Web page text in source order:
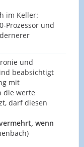
im Keller:
Prozessor und
und
beabsichtigt
mit
die werte
darf diesen
wenn